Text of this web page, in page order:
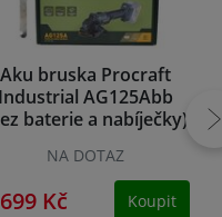
Aku bruska Procraft
Industrial AG125Abb
baterie a nabíječky)
NA DOTAZ
Kč Koupit